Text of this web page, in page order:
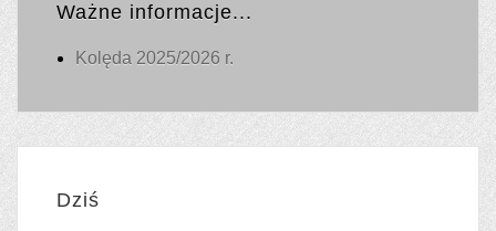
Ważne informacje...
Kolęda 2025/2026 r.
Dziś